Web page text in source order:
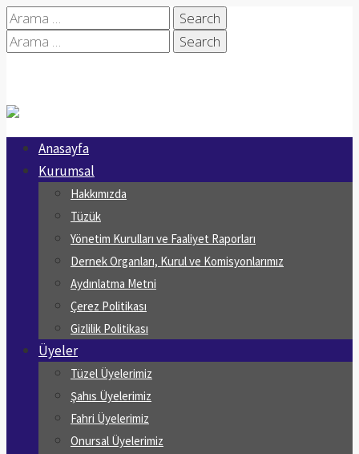
Search
for:
Search
Anasayfa
Kurumsal
Hakkımızda
Tüzük
Yönetim Kurulları ve Faaliyet Raporları
Dernek Organları, Kurul ve Komisyonlarımız
Aydınlatma Metni
Çerez Politikası
Gizlilik Politikası
Üyeler
Tüzel Üyelerimiz
Şahıs Üyelerimiz
Fahri Üyelerimiz
Onursal Üyelerimiz